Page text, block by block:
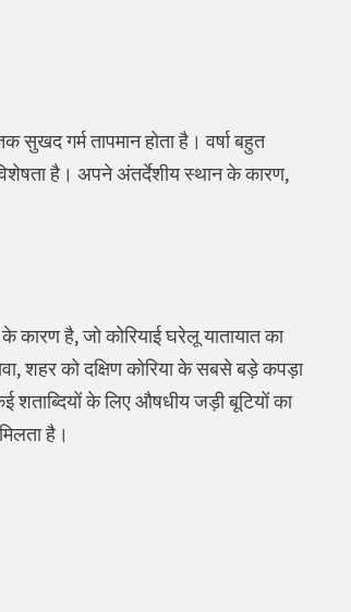
गर्म तापमान होता है। वर्षा बहुत
है। अपने अंतर्देशीय स्थान के कारण,
है, जो कोरियाई घरेलू यातायात का
शहर को दक्षिण कोरिया के सबसे बड़े कपड़ा
के लिए औषधीय जड़ी बूटियों का
है।